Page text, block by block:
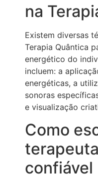
na
Existem diversas
Terapia Quântica
energético do
incluem: a
energéticas, a
sonoras
e visualização
Como
confiável